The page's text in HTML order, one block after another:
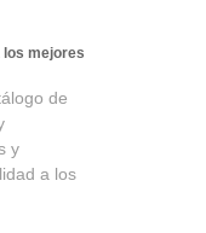
los mejores
de
y
a los